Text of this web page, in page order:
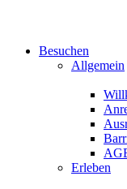
Besuchen
Allgemein
Erleben